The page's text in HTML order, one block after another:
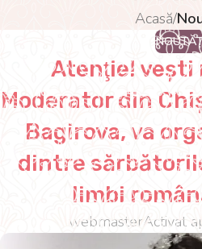
Acasă/
Atenţie! vești
Moderator din
Bagirova, va
dintre
limbi
webmasterActivat